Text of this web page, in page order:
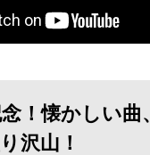
！懐かしい曲
沢山！